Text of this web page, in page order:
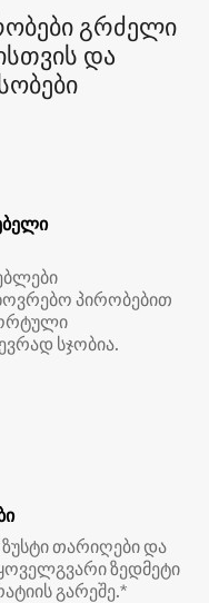
გრძელი
და
პირობებით
სჯობია.
თარიღები და
ზედმეტი
გარეშე.*